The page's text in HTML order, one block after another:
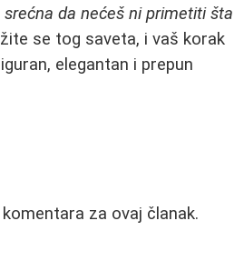
da nećeš ni primetiti šta
se tog saveta, i vaš korak
elegantan i prepun
za ovaj članak.